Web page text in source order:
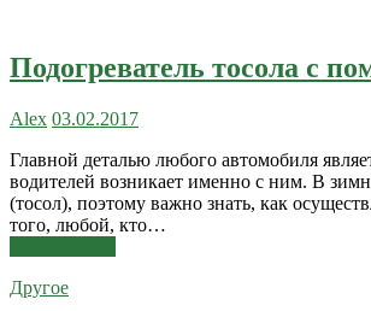
Подогреватель тосола с
Alex 03.02.2017
Главной деталью любого автомобиля
водителей возникает именно с ним. В
(тосол), поэтому важно знать, как
того, любой, кто…
Другое